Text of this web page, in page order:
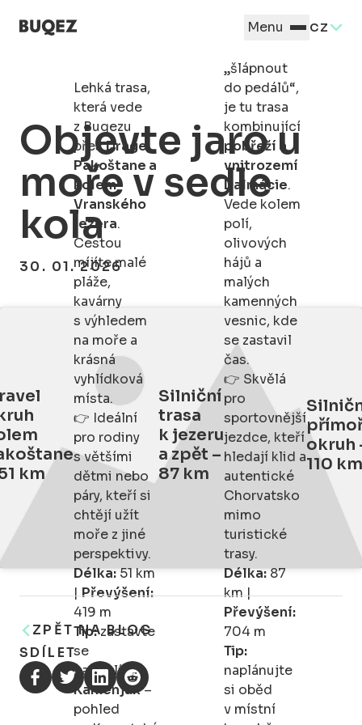
Menu CZ
Objevte jaro u
moře v sedle
kola
30. 01. 2026
km
Lehká trasa,
která vede
z Buqezu
přesDrage,
Pakoštane a
kolem
Vranského
jezera.
Cestou
míjíte malé
pláže,
kavárny
s výhledem
na moře a
krásná
vyhlídková
místa.
👉 Ideální
pro rodiny
s většími
dětmi nebo
páry, kteří si
chtějí užít
moře z jiné
perspektivy.
Délka:51 km
|Převýšení:
419 m
Tip:zastavte
se
na vyhlídce
Kamenjak–
pohled
Silniční
trasa
k jezeru
a zpět –
87 km
si chtějí
„šlápnout
do pedálů“,
je tu trasa
kombinující
pobřeží a
vnitrozemí
Dalmácie.
Vede kolem
polí,
olivových
hájů a
malých
kamenných
vesnic, kde
se zastavil
čas.
👉 Skvělá
pro
sportovnější
jezdce, kteří
hledají klid a
autentické
Chorvatsko
mimo
turistické
trasy.
Délka:87
km |
Převýšení:
704 m
Tip:
naplánujte
si oběd
v místní
okruh
110 km
ZPĚT NA BLOG
SDÍLET